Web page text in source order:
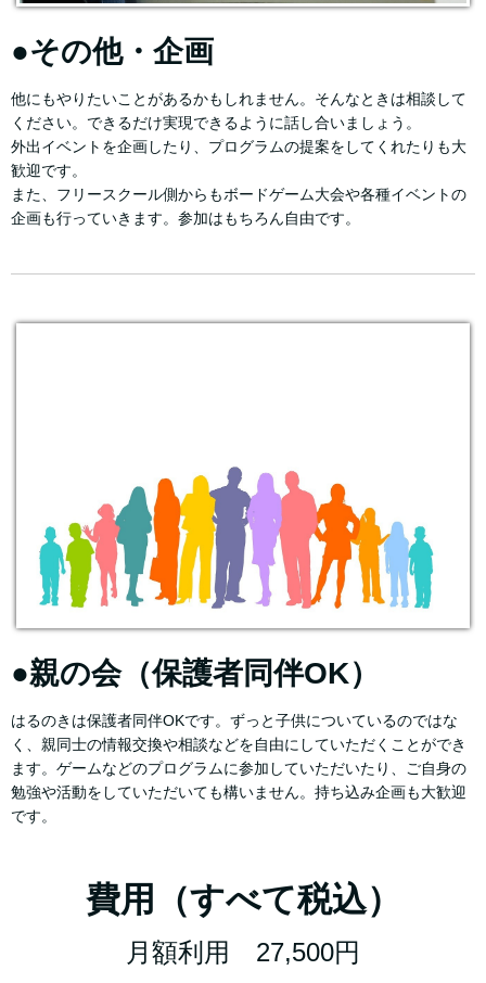
●その他・企画
他にもやりたいことがあるかもしれません。そんなときは相談して
ください。できるだけ実現できるように話し合いましょう。
外出イベントを企画したり、プログラムの提案をしてくれたりも大
歓迎です。
また、フリースクール側からもボードゲーム大会や各種イベントの
企画も行っていきます。参加はもちろん自由です。
●親の会（保護者同伴OK）
はるのきは保護者同伴OKです。ずっと子供についているのではな
く、親同士の情報交換や相談などを自由にしていただくことができ
ます。ゲームなどのプログラムに参加していただいたり、ご自身の
勉強や活動をしていただいても構いません。持ち込み企画も大歓迎
です。
費用（すべて税込）
月額利用 27,500円